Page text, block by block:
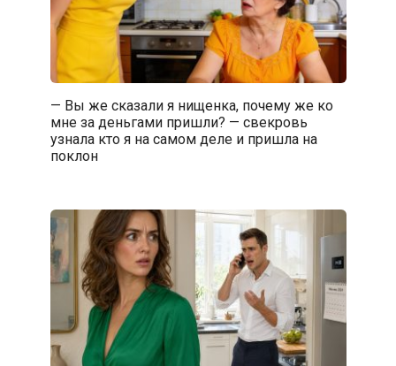
— Вы же сказали я нищенка, почему же ко
мне за деньгами пришли? — свекровь
узнала кто я на самом деле и пришла на
поклон